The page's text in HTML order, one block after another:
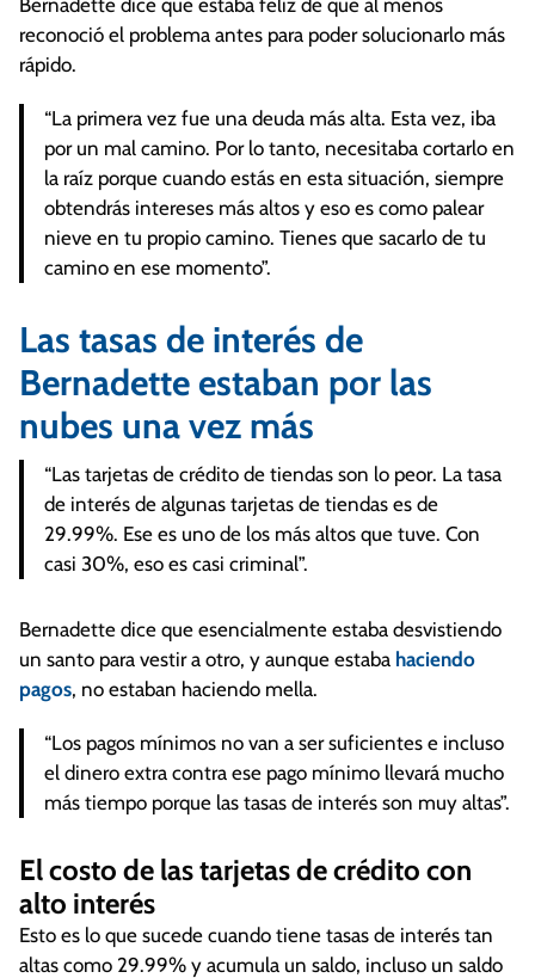
Bernadette dice que estaba feliz de que al menos
reconoció el problema antes para poder solucionarlo más
rápido.
“La primera vez fue una deuda más alta. Esta vez, iba
por un mal camino. Por lo tanto, necesitaba cortarlo en
la raíz porque cuando estás en esta situación, siempre
obtendrás intereses más altos y eso es como palear
nieve en tu propio camino. Tienes que sacarlo de tu
camino en ese momento”.
Las tasas de interés de
Bernadette estaban por las
nubes una vez más
“Las tarjetas de crédito de tiendas son lo peor. La tasa
de interés de algunas tarjetas de tiendas es de
29.99%. Ese es uno de los más altos que tuve. Con
casi 30%, eso es casi criminal”.
Bernadette dice que esencialmente estaba desvistiendo
un santo para vestir a otro, y aunque estaba haciendo
pagos, no estaban haciendo mella.
“Los pagos mínimos no van a ser suficientes e incluso
el dinero extra contra ese pago mínimo llevará mucho
más tiempo porque las tasas de interés son muy altas”.
El costo de las tarjetas de crédito con
alto interés
Esto es lo que sucede cuando tiene tasas de interés tan
altas como 29.99% y acumula un saldo, incluso un saldo